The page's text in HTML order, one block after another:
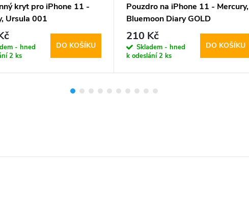
kryt pro iPhone 11 -
Ursula 001
- hned
2 ks
DO KOŠÍKU
Pouzdro na iPhone 11 - Mercury,
Bluemoon Diary GOLD
210 Kč
Skladem - hned
k odeslání2 ks
DO KOŠÍKU